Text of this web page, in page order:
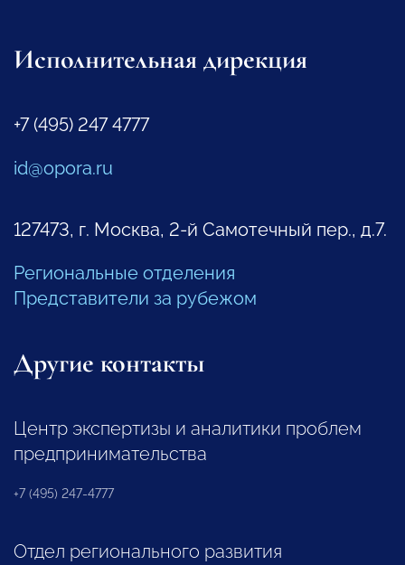
Исполнительная дирекция
+7 (495) 247 4777
id@opora.ru
127473, г. Москва, 2-й Самотечный пер., д.7.
Региональные отделения
Представители за рубежом
Другие контакты
Центр экспертизы и аналитики проблем
предпринимательства
+7 (495) 247-4777
Отдел регионального развития